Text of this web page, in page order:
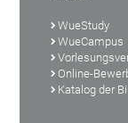
WueStudy
WueCampus
Online-
Katalog der